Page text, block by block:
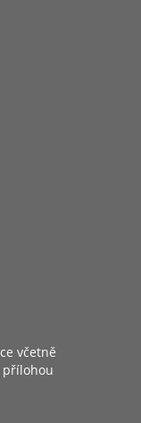
včetně
přílohou